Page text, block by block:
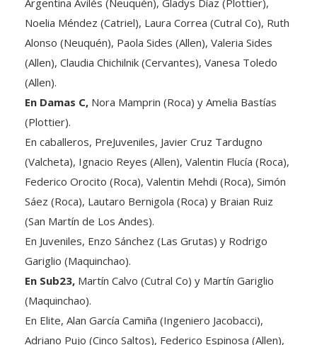
Noelia Méndez (Catriel), Laura Correa (Cutral Co), Ruth
Alonso (Neuquén), Paola Sides (Allen), Valeria Sides
(Allen), Claudia Chichilnik (Cervantes), Vanesa Toledo
(Allen).
En Damas C,
(Plottier).
En caballeros, PreJuveniles, Javier Cruz Tardugno
(Valcheta), Ignacio Reyes (Allen), Valentin Flucía (Roca),
Federico Orocito (Roca), Valentin Mehdi (Roca), Simón
Sáez (Roca), Lautaro Bernigola (Roca) y Braian Ruiz
(San Martín de Los Andes).
En Juveniles, Enzo Sánchez (Las Grutas) y Rodrigo
Gariglio (Maquinchao).
En Sub23,Martín Calvo (Cutral Co) y Martín Gariglio
(Maquinchao).
En Elite, Alan García Camiña (Ingeniero Jacobacci),
Adriano Pujo (Cinco Saltos), Federico Espinosa (Allen),